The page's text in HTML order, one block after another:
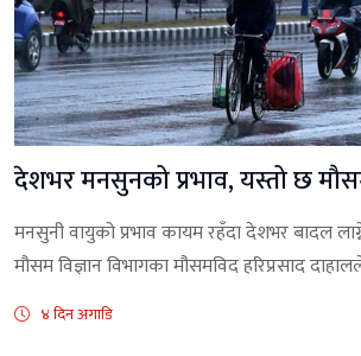
देशभर मनसुनको प्रभाव, यस्तो छ
मनसुनी वायुको प्रभाव कायम रहँदा देशभर बादल
मौसम विज्ञान विभागका मौसमविद हरिप्रसाद
४ दिन अगाडि